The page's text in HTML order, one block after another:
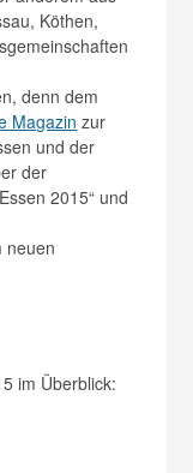
Köthen,
denn dem
Magazin zur
und der
der
2015“ und
neuen
im Überblick: